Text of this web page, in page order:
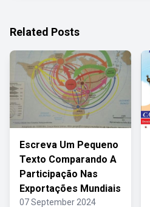
Related Posts
Escreva Um Pequeno
Texto Comparando A
Participação Nas
Exportações Mundiais
07 September 2024